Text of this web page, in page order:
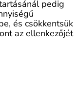
pedig
és csökkentsük
az ellenkezőjét